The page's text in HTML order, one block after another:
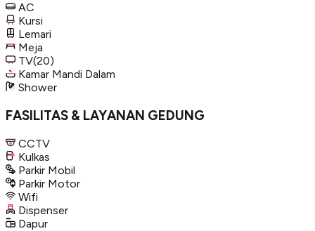
AC
Kursi
Lemari
Meja
TV(20)
Kamar Mandi Dalam
Shower
FASILITAS & LAYANAN GEDUNG
CCTV
Kulkas
Parkir Mobil
Parkir Motor
Wifi
Dispenser
Dapur